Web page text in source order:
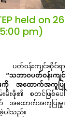
held on 26
pm)
ပတ်ဝန်းကျင်ဆိုင်ရာ
“သဘာဝပတ်ဝန်းကျင်
ေးကို အထောက်အကူပြု
းမီးဖို၏ စတင်ဖြစ်ပေါ်
အထောက်အကူပြုမှု၊
ပါသည်။